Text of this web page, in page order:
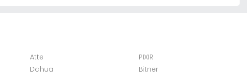
Atte
Dahua
PIXIR
Bitner